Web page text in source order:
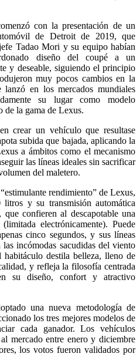
con la presentación de un
de Detroit de 2019, que
Tadao Mori y su equipo habían
diseño del coupé a un
y deseable, siguiendo el principio
muy pocos cambios en la
en los mercados mundiales
su lugar como modelo
de la gama de Lexus.
crear un vehículo que resultase
subida que bajada, aplicando la
a ámbitos como el mecanismo
las líneas ideales sin sacrificar
del maletero.
rendimiento” de Lexus,
y su transmisión automática
confieren al descapotable una
electrónicamente). Puede
cinco segundos, y sus líneas
incómodas sacudidas del viento
destila belleza, lleno de
y refleja la filosofía centrada
su diseño, confort y atractivo
una nueva metodología de
los tres mejores modelos de
cada ganador. Los vehículos
mercado entre enero y diciembre
los votos fueron validados por